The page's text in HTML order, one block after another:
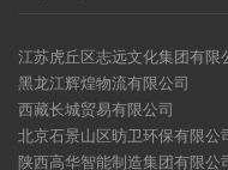
江苏虎丘区志远文化集团有限
黑龙江辉煌物流有限公司
西藏长城贸易有限公司
北京石景山区昉卫环保有限公
陕西高华智能制造集团有限公